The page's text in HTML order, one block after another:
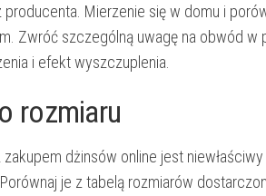
Mierzenie się w domu i
Zwróć szczególną uwagę na obwód w
i efekt wyszczuplenia.
rozmiaru
dżinsów online jest niewłaściwy
Porównaj je z tabelą rozmiarów